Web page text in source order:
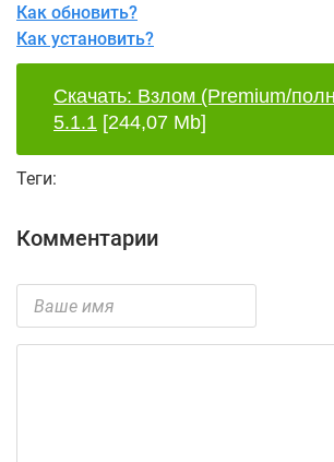
Как обновить?
Как установить?
Скачать: Взлом (Premium/
5.1.1 [244,07 Mb]
Теги:
Комментарии